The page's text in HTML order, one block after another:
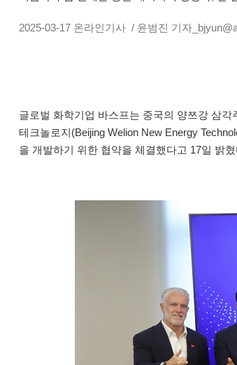
2025-03-17 온라인기사 / 윤범진 기자
글로벌 화학기업 바스프는 중국의 양쯔강 삼
테크놀로지(Beijing Welion New Energy
을 개발하기 위한 협약을 체결했다고 17일 밝혔